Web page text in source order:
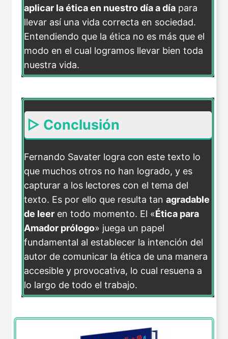
aplicar la ética en nuestro día a día para
llevar así una vida correcta en sociedad.
Entendiendo que la ética no es más que el
modo en el cual logramos llevar bien toda
nuestra vida.
▷ Conclusión
Fernando Savater logra con este texto lo
que muchos otros no han logrado, y es
capturar a los lectores con el tema del
texto. Es por ello que resulta tan agradable
de leer en todo momento. El «Ética para
Amador prólogo» juega un papel
fundamental al establecer la intención del
autor de comunicar la ética de una manera
accesible y provocativa, lo cual resuena a
lo largo de todo el trabajo.